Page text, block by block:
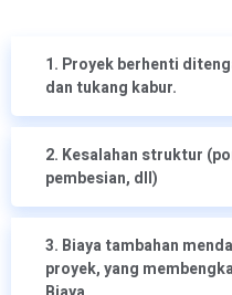
1. Proyek berhenti
dan tukang kabur.
2. Kesalahan struktur
pembesian, dll)
3. Biaya tambahan
proyek, yang